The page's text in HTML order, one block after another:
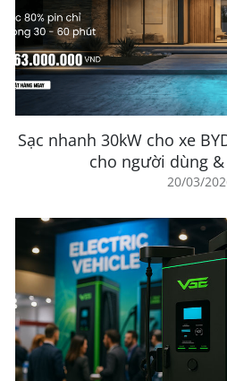
Sạc nhanh 30kW cho xe
cho người dùng
20/03/